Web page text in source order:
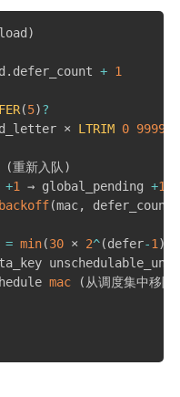
)
. defer_count + 1
(5)?
× LTRIM 0 9999
(重新入队 )
+1 → global_pending +1
(mac, defer_count
= min(30 × 2^(defer-1 )
mac ( 从调度集中移除